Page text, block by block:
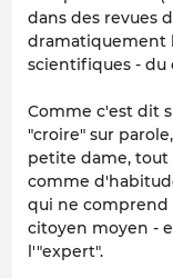
dans des revues
dramatiquement
scientifiques - du
Comme c'est dit
"croire" sur
petite dame, tout
comme
qui ne comprend
citoyen moyen -
l'"expert".